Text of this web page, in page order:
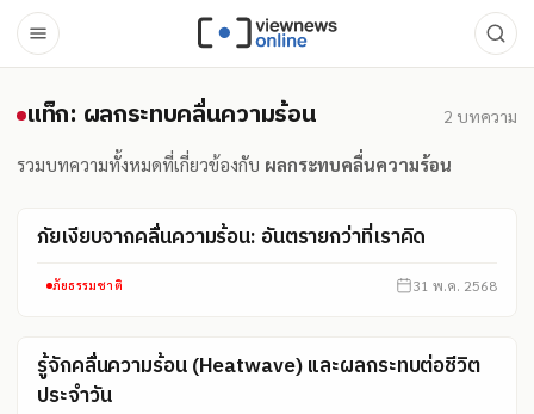
แท็ก: ผลกระทบคลื่นความร้อน
แท็ก: ผลกระทบคลื่นความร้อน 2 บทความ
รวมบทความทั้งหมดที่เกี่ยวข้องกับ ผลกระทบคลื่นความร้อน
ภัยเงียบจากคลื่นความร้อน: อันตรายกว่าที่เราคิด
ภัยธรรมชาติ 31 พ.ค. 2568
รู้จักคลื่นความร้อน (Heatwave) และผลกระทบต่อชีวิต
ประจำวัน